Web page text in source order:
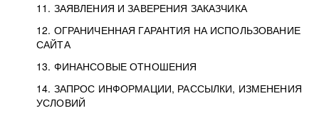
11. ЗАЯВЛЕНИЯ И ЗАВЕРЕНИЯ ЗАКАЗЧИКА
12. ОГРАНИЧЕННАЯ ГАРАНТИЯ НА ИСПОЛЬЗОВАНИЕ
САЙТА
13. ФИНАНСОВЫЕ ОТНОШЕНИЯ
14. ЗАПРОС ИНФОРМАЦИИ, РАССЫЛКИ, ИЗМЕНЕНИЯ
УСЛОВИЙ